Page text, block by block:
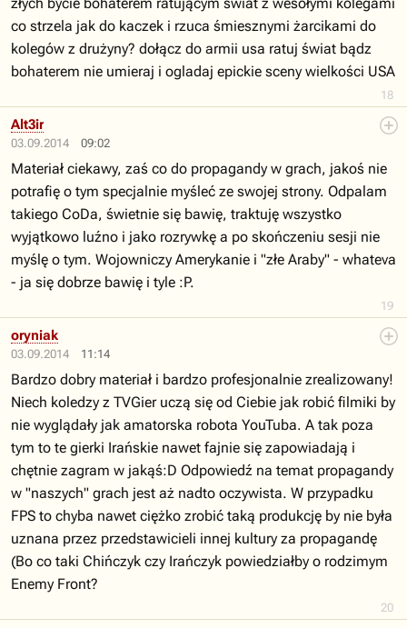
18
co strzela jak do kaczek i rzuca śmiesznymi żarcikami do
kolegów z drużyny? dołącz do armii usa ratuj świat bądz
bohaterem nie umieraj i ogladaj epickie sceny wielkości USA
03.09.2014 09:02
19
Alt3ir
Materiał ciekawy, zaś co do propagandy w grach, jakoś nie
potrafię o tym specjalnie myśleć ze swojej strony. Odpalam
takiego CoDa, świetnie się bawię, traktuję wszystko
wyjątkowo luźno i jako rozrywkę a po skończeniu sesji nie
myślę o tym. Wojowniczy Amerykanie i "złe Araby" - whateva
- ja się dobrze bawię i tyle :P.
03.09.2014 11:14
20
oryniak
Bardzo dobry materiał i bardzo profesjonalnie zrealizowany!
Niech koledzy z TVGier uczą się od Ciebie jak robić filmiki by
nie wyglądały jak amatorska robota YouTuba. A tak poza
tym to te gierki Irańskie nawet fajnie się zapowiadają i
chętnie zagram w jakąś:D Odpowiedź na temat propagandy
w "naszych" grach jest aż nadto oczywista. W przypadku
FPS to chyba nawet ciężko zrobić taką produkcję by nie była
uznana przez przedstawicieli innej kultury za propagandę
(Bo co taki Chińczyk czy Irańczyk powiedziałby o rodzimym
Enemy Front?